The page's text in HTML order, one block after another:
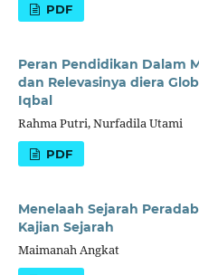
PDF
Peran Pendidikan Dalam
dan Relevasinya diera
Iqbal
Rahma Putri, Nurfadila Utami
PDF
Menelaah Sejarah
Kajian Sejarah
Maimanah Angkat